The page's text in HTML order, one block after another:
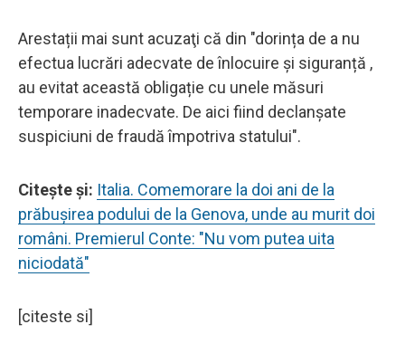
Arestații mai sunt acuzaţi că din "dorința de a nu
efectua lucrări adecvate de înlocuire și siguranță ,
au evitat această obligație cu unele măsuri
temporare inadecvate. De aici fiind declanşate
suspiciuni de fraudă împotriva statului".
Citeşte şi: Italia. Comemorare la doi ani de la
prăbuşirea podului de la Genova, unde au murit doi
români. Premierul Conte: "Nu vom putea uita
niciodată"
[citeste si]